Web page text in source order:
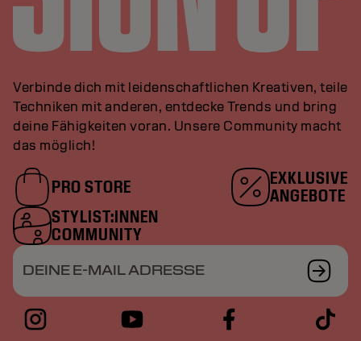
Verbinde dich mit leidenschaftlichen Kreativen, teile
Techniken mit anderen, entdecke Trends und bring
deine Fähigkeiten voran. Unsere Community macht
das möglich!
PRO STORE
EXKLUSIVE
ANGEBOTE
STYLIST:INNEN
COMMUNITY
DEINE E-MAIL ADRESSE